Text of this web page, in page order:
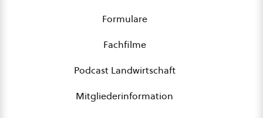
Formulare
Fachfilme
Podcast Landwirtschaft
Mitgliederinformation